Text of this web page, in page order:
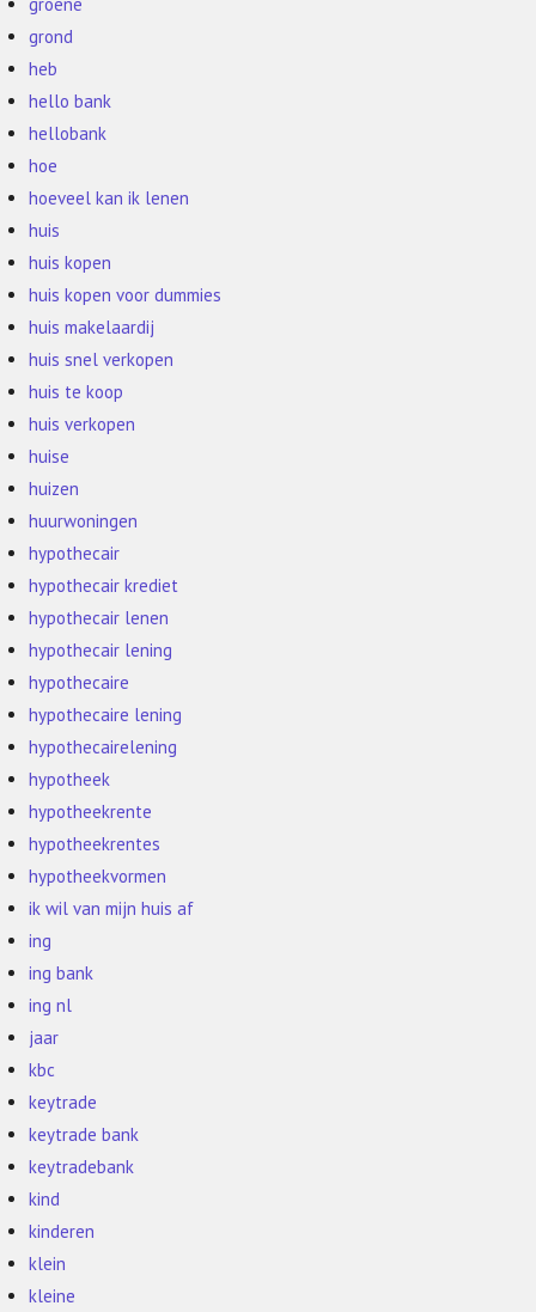
grond
heb
hello bank
hellobank
hoe
hoeveel kan ik lenen
huis
huis kopen
huis kopen voor dummies
huis makelaardij
huis snel verkopen
huis te koop
huis verkopen
huise
huizen
huurwoningen
hypothecair
hypothecair krediet
hypothecair lenen
hypothecair lening
hypothecaire
hypothecaire lening
hypothecairelening
hypotheek
hypotheekrente
hypotheekrentes
hypotheekvormen
ik wil van mijn huis af
ing
ing bank
ing nl
jaar
kbc
keytrade
keytrade bank
keytradebank
kind
kinderen
klein
kleine